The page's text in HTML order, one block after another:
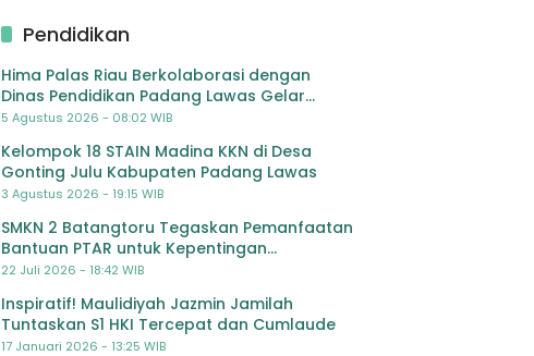
Pendidikan
Hima Palas Riau Berkolaborasi dengan
Dinas Pendidikan Padang Lawas Gelar
Pelatihan OSIS SMP se-Kabupaten Padang
5 Agustus 2026 - 08:02 WIB
Kelompok 18 STAIN Madina KKN di Desa
Gonting Julu Kabupaten Padang Lawas
3 Agustus 2026 - 19:15 WIB
SMKN 2 Batangtoru Tegaskan Pemanfaatan
Bantuan PTAR untuk Kepentingan
Pendidikan
22 Juli 2026 - 18:42 WIB
Inspiratif! Maulidiyah Jazmin Jamilah
Tuntaskan S1 HKI Tercepat dan Cumlaude
17 Januari 2026 - 13:25 WIB